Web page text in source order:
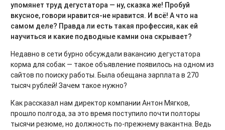
упомянет труд дегустатора — ну, сказка же! Пробуй
вкусное, говори нравится-не нравится. И всё! А что на
самом деле? Правда ли есть такая профессия, как ей
научиться и какие подводные камни она скрывает?
Недавно в сети бурно обсуждали вакансию дегустатора
корма для собак — такое объявление появилось на одном из
сайтов по поиску работы. Была обещана зарплата в 270
тысяч рублей! Зачем такое нужно?
Как рассказал нам директор компании Антон Мягков,
прошло полгода, за это время поступило почти полторы
тысячи резюме, но должность по-прежнему вакантна. Ведь